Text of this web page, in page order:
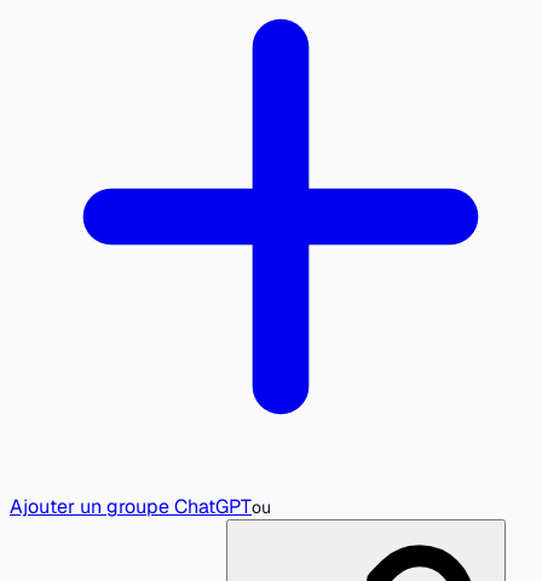
Ajouter un groupe ChatGPTou